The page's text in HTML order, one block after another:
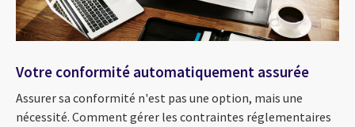
Votre conformité automatiquement assurée
Assurer sa conformité n'est pas une option, mais une
nécessité. Comment gérer les contraintes réglementaires